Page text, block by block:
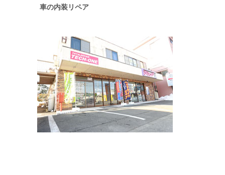
車の内装リペア